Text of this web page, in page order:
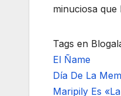
minuciosa
Tags en
El Ñame
Día De La
Maripily Es